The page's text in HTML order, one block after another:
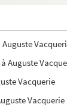
à Auguste
Auguste
Vacquerie
Vacquerie